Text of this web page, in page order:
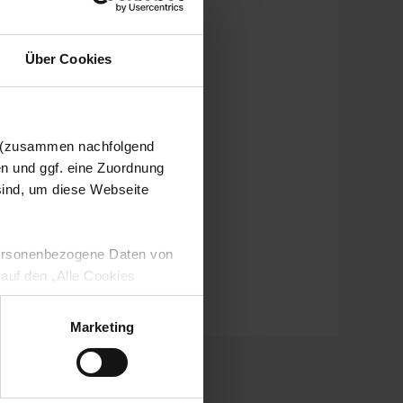
Über Cookies
nachfolgend
und ggf. eine Zuordnung
um diese Webseite
Daten von
den „Alle Cookies
Verarbeitung Ihrer
Art. 6 Abs. 1 lit. a DSGVO
Ihre etwaig erteilten
Marketing